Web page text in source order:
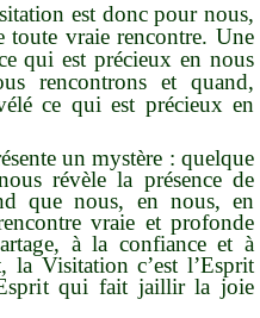
est donc pour nous,
toute vraie rencontre. Une
qui est précieux en nous
rencontrons et quand,
ce qui est précieux en
un mystère : quelque
révèle la présence de
que nous, en nous, en
vraie et profonde
à la confiance et à
la Visitation c’est l’Esprit
qui fait jaillir la joie